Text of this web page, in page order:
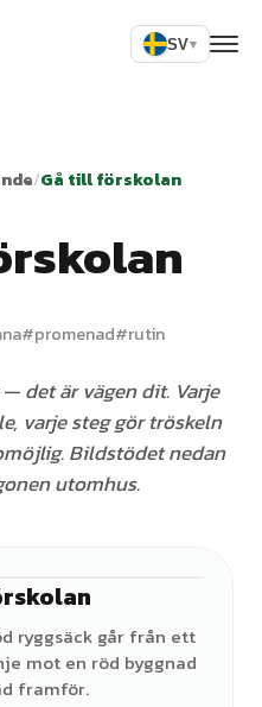
SV▾
/Gå till förskolan
#promenad#rutin
det är vägen dit. Varje
varje steg gör tröskeln
Bildstödet nedan
utomhus.
ryggsäck går från ett
mot en röd byggnad
framför.